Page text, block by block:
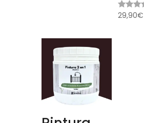
Valorado
29,90€